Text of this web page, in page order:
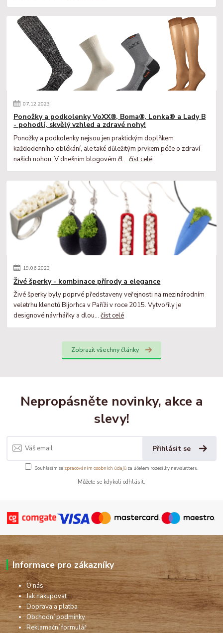
07.12.2023
Ponožky a podkolenky VoXX®, Boma®, Lonka® a Lady B
- pohodlí, skvělý vzhled a zdravé nohy!
Ponožky a podkolenky nejsou jen praktickým doplňkem
každodenního oblékání, ale také důležitým prvkem péče o zdraví
našich nohou. V dnešním blogovém čl...číst celé
19.06.2023
Živé šperky - kombinace přírody a elegance
Živé šperky byly poprvé představeny veřejnosti na mezinárodním
veletrhu klenotů Bijorhca v Paříži v roce 2015. Vytvořily je
designové návrhářky a dlou...číst celé
Zobrazit všechny články
Nepropásněte novinky, akce a
slevy!
Přihlásit se
Souhlasím se zpracováním osobních údajůza účelem rozesílky newsletteru.
Můžete se kdykoli odhlásit.
Informace pro zákazníky
O nás
Jak nakupovat
Doprava a platba
Obchodní podmínky
Reklamační formulář